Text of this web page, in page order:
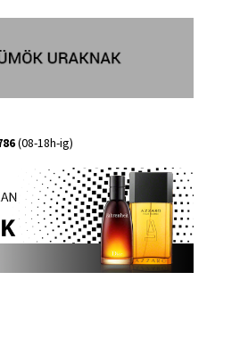
(08-18h-ig)